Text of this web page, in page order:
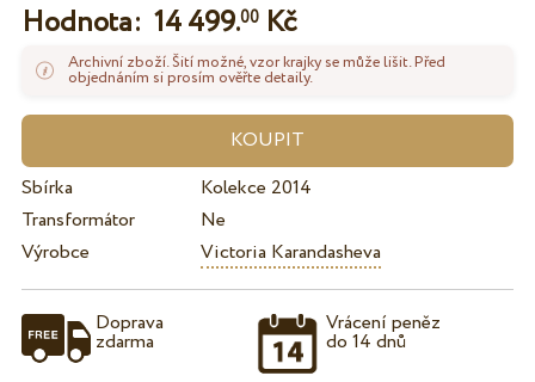
Hodnota: 14 499.00Kč
Archivní zboží. Šití možné, vzor krajky se může lišit. Před
objednáním si prosím ověřte detaily.
Sbírka
Kolekce 2014
Transformátor
Ne
Výrobce
Victoria Karandasheva
Doprava
zdarma
Vrácení peněz
do 14 dnů